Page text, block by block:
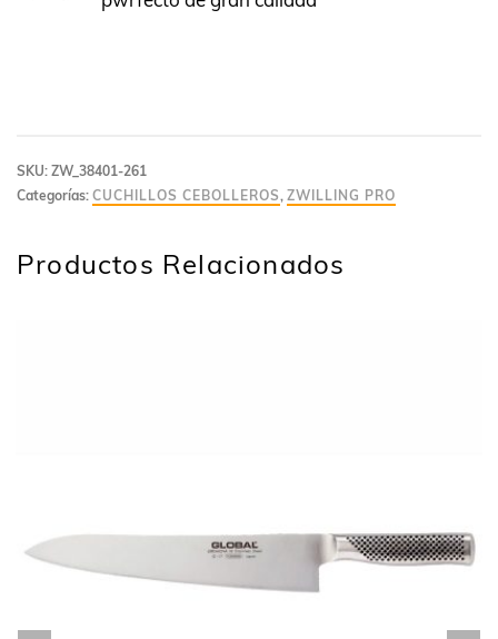
SKU: ZW_38401-261
Categorías: CUCHILLOS CEBOLLEROS, ZWILLING PRO
Productos Relacionados